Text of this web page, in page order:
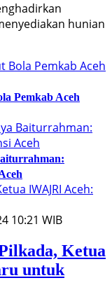
hunian
Pemkab Aceh
10:21 WIB
Ketua
untuk